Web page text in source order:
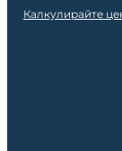
Калкулирайте